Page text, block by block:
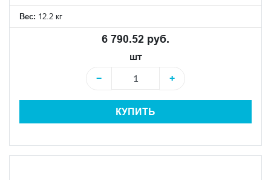
Вес: 12.2 кг
6 790.52 руб.
шт
−
+
КУПИТЬ